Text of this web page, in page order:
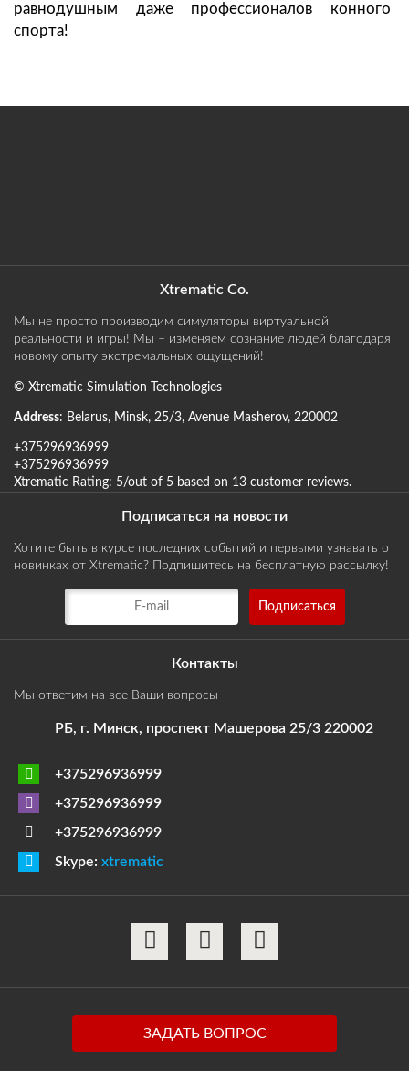
равнодушным даже профессионалов конного
спорта!
Xtrematic Co.
Мы не просто производим симуляторы виртуальной
реальности и игры! Мы – изменяем сознание людей благодаря
новому опыту экстремальных ощущений!
© Xtrematic Simulation Technologies
Address: Belarus, Minsk, 25/3, Avenue Masherov, 220002
+375296936999
+375296936999
Xtrematic Rating: 5/out of 5 based on 13 customer reviews.
Подписаться на новости
Хотите быть в курсе последних событий и первыми узнавать о
новинках от Xtrematic? Подпишитесь на бесплатную рассылку!
Контакты
Мы ответим на все Ваши вопросы
РБ, г. Минск, проспект Машерова 25/3 220002
+375296936999
+375296936999
+375296936999
Skype: xtrematic
ЗАДАТЬ ВОПРОС